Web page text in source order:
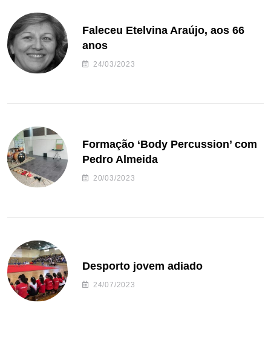
Faleceu Etelvina Araújo, aos 66
anos
24/03/2023
Formação ‘Body Percussion’ com
Pedro Almeida
20/03/2023
Desporto jovem adiado
24/07/2023